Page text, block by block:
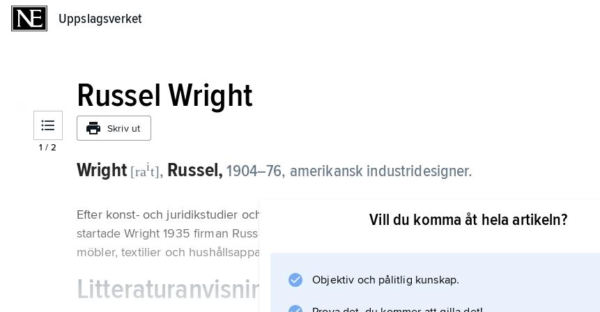
Uppslagsverket
1 /2
Russel Wright
Skriv ut
Wright [rait], Russel, 1904–76, amerikansk industridesigner.
Efter konst- och juridikstudier och arbete med scenografi hos Norman Bel Geddes i New York
startade Wright 1935 firman Russel Wright Associates, med formgivning av bordsserviser,
möbler, textilier och hushållsapparater.
Litteraturanvisning
Vill du komma åt hela artikeln?
Objektiv och pålitlig kunskap.